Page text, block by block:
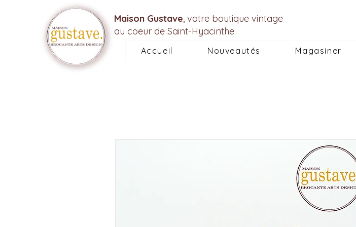
Maison Gustave, votre boutique vintage
au coeur de Saint-Hyacinthe
Accueil Nouveautés Magasiner